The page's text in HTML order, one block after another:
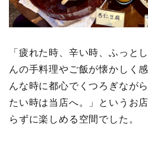
「疲れた時、辛い時、ふっと
んの手料理やご飯が懐かしく
んな時に都心でくつろぎなが
たい時は当店へ。」というお
らずに楽しめる空間でした。